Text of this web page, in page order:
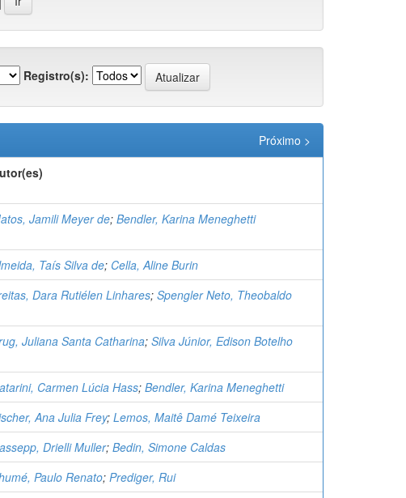
Registro(s):
Próximo >
Jamili Meyer de; Bendler, Karina Meneghetti
Taís Silva de; Cella, Aline Burin
Dara Rutiélen Linhares; Spengler Neto, Theobaldo
Juliana Santa Catharina; Silva Júnior, Edison Botelho
Carmen Lúcia Hass; Bendler, Karina Meneghetti
Ana Julia Frey; Lemos, Maitê Damé Teixeira
Drielli Muller; Bedin, Simone Caldas
Paulo Renato; Prediger, Rui